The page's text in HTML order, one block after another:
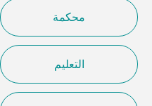
محكمة
التعليم